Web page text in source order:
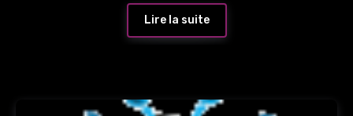
Lire la suite